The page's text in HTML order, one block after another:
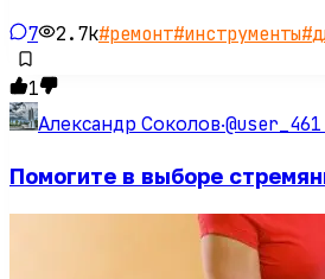
7 2.7k#ремонт#инструменты#
1
Александр Соколов·
Помогите в выборе